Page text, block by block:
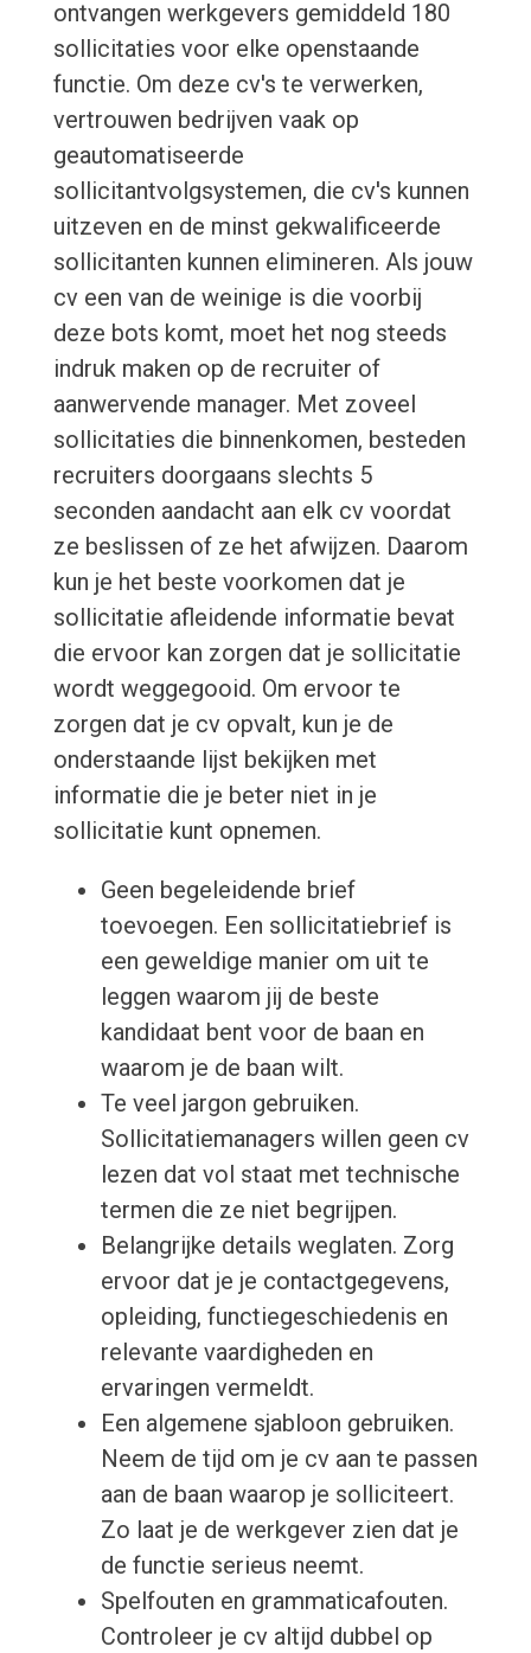
ontvangen werkgevers gemiddeld 180
sollicitaties voor elke openstaande
functie. Om deze cv's te verwerken,
vertrouwen bedrijven vaak op
geautomatiseerde
sollicitantvolgsystemen, die cv's kunnen
uitzeven en de minst gekwalificeerde
sollicitanten kunnen elimineren. Als jouw
cv een van de weinige is die voorbij
deze bots komt, moet het nog steeds
indruk maken op de recruiter of
aanwervende manager. Met zoveel
sollicitaties die binnenkomen, besteden
recruiters doorgaans slechts 5
seconden aandacht aan elk cv voordat
ze beslissen of ze het afwijzen. Daarom
kun je het beste voorkomen dat je
sollicitatie afleidende informatie bevat
die ervoor kan zorgen dat je sollicitatie
wordt weggegooid. Om ervoor te
zorgen dat je cv opvalt, kun je de
onderstaande lijst bekijken met
informatie die je beter niet in je
sollicitatie kunt opnemen.
Geen begeleidende brief
toevoegen. Een sollicitatiebrief is
een geweldige manier om uit te
leggen waarom jij de beste
kandidaat bent voor de baan en
waarom je de baan wilt.
Te veel jargon gebruiken.
Sollicitatiemanagers willen geen cv
lezen dat vol staat met technische
termen die ze niet begrijpen.
Belangrijke details weglaten. Zorg
ervoor dat je je contactgegevens,
opleiding, functiegeschiedenis en
relevante vaardigheden en
ervaringen vermeldt.
Een algemene sjabloon gebruiken.
Neem de tijd om je cv aan te passen
aan de baan waarop je solliciteert.
Zo laat je de werkgever zien dat je
de functie serieus neemt.
Spelfouten en grammaticafouten.
Controleer je cv altijd dubbel op